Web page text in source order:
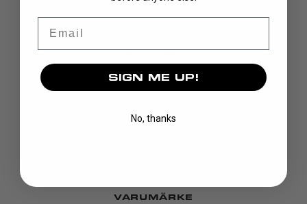
KLÄDER
VARUMÄRKE
SIGN ME UP!
No, thanks